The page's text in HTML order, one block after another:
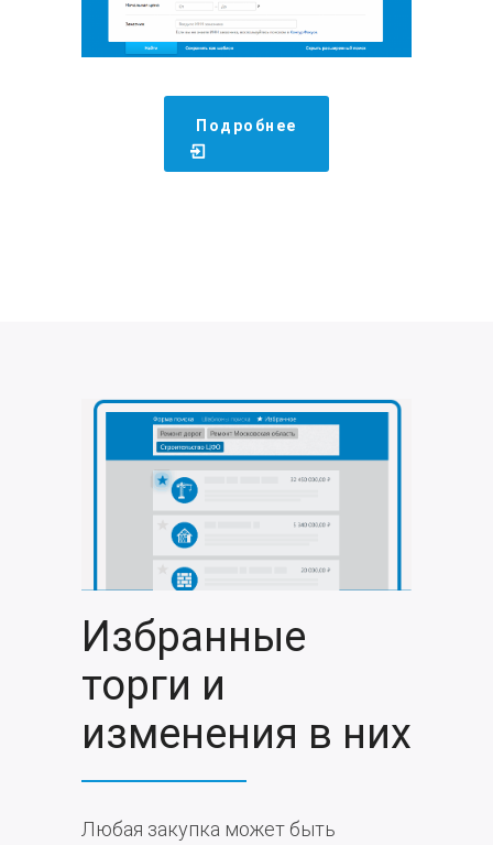
Подробнее
Избранные
торги и
изменения в них
Любая закупка может быть